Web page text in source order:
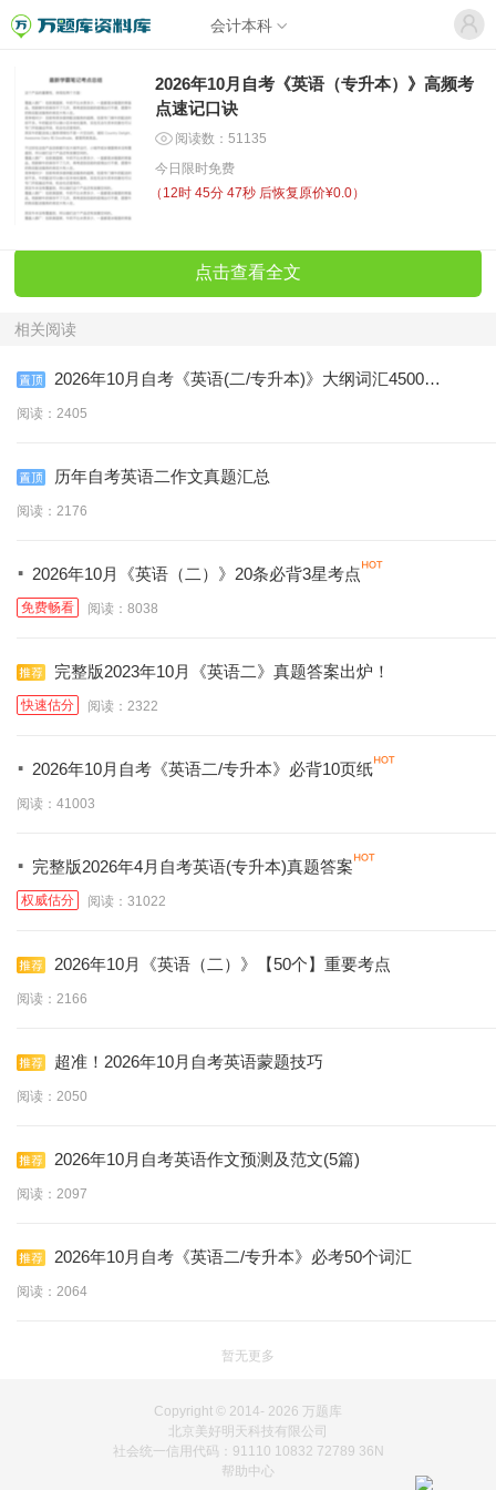
会计本科
2026年10月自考《英语（专升本）》高频考
点速记口诀
阅读数：51135
今日限时免费
（ 12时 45分 47秒 后恢复原价¥0.0）
点击查看全文
相关阅读
2026年10月自考《英语(二/专升本)》大纲词汇4500个
(含音标)
阅读：2405
历年自考英语二作文真题汇总
阅读：2176
· 2026年10月《英语（二）》20条必背3星考点
免费畅看 阅读：8038
完整版2023年10月《英语二》真题答案出炉！
快速估分 阅读：2322
· 2026年10月自考《英语二/专升本》必背10页纸
阅读：41003
· 完整版2026年4月自考英语(专升本)真题答案
权威估分 阅读：31022
2026年10月《英语（二）》【50个】重要考点
阅读：2166
超准！2026年10月自考英语蒙题技巧
阅读：2050
2026年10月自考英语作文预测及范文(5篇)
阅读：2097
2026年10月自考《英语二/专升本》必考50个词汇
阅读：2064
暂无更多
Copyright © 2014- 2026 万题库
北京美好明天科技有限公司
社会统一信用代码：91110 10832 72789 36N
帮助中心